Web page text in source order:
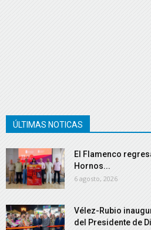
ÚLTIMAS NOTICAS
El Flamenco
Hornos...
6 agosto, 2026
Vélez-Rubio
del Presidente de